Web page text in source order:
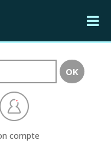
compte